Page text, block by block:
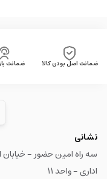
ضمانت اصل بودن کالا ضمانت
نشانی
اداری - واحد ۱۱